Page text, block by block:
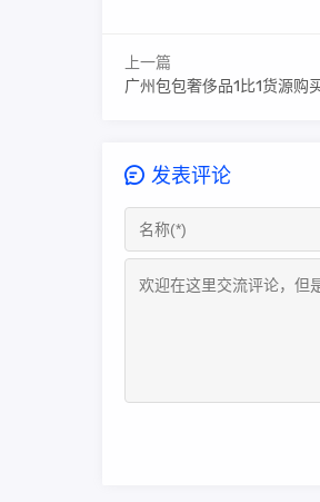
上一篇
广州包包奢侈品1比1货源购
发表评论